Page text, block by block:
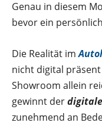
Genau in diesem
bevor ein
Die Realität im
nicht digital
Showroom allein
gewinnt der
zunehmend an